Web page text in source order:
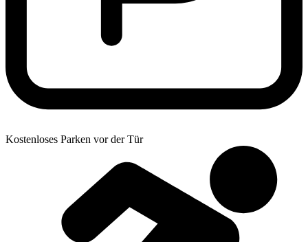
Kostenloses Parken vor der Tür